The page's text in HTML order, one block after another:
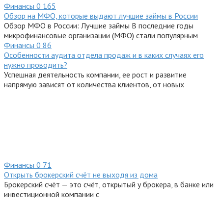
Финансы 0 165
Обзор на МФО, которые выдают лучшие займы в России
Обзор МФО в России: Лучшие займы В последние годы
микрофинансовые организации (МФО) стали популярным
Финансы 0 86
Особенности аудита отдела продаж и в каких случаях его
нужно проводить?
Успешная деятельность компании, ее рост и развитие
напрямую зависят от количества клиентов, от новых
Финансы 0 71
Открыть брокерский счёт не выходя из дома
Брокерский счёт — это счёт, открытый у брокера, в банке или
инвестиционной компании с